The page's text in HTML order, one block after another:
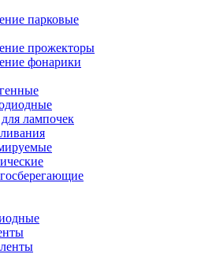
парковые
прожекторы
фонарики
лампочек